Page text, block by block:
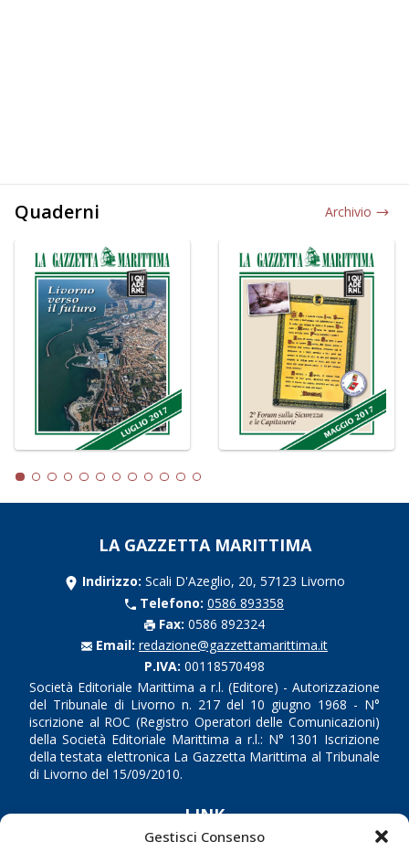
Gestisci Consenso
Quaderni Archivio
LA GAZZETTA MARITTIMA
Indirizzo: Scali D'Azeglio, 20, 57123 Livorno
Telefono: 0586 893358
Fax: 0586 892324
Email: redazione@gazzettamarittima.it
P.IVA: 00118570498
Società Editoriale Marittima a r.l. (Editore) - Autorizzazione
del Tribunale di Livorno n. 217 del 10 giugno 1968 - N°
iscrizione al ROC (Registro Operatori delle Comunicazioni)
della Società Editoriale Marittima a r.l.: N° 1301 Iscrizione
della testata elettronica La Gazzetta Marittima al Tribunale
di Livorno del 15/09/2010.
LINK